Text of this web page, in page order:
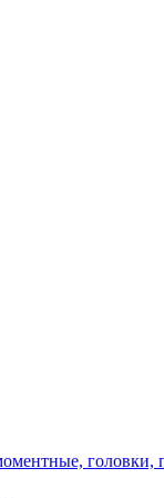
головки,